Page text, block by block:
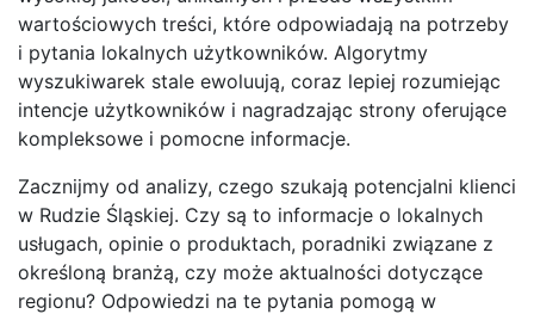
wartościowych treści, które odpowiadają na potrzeby
i pytania lokalnych użytkowników. Algorytmy
wyszukiwarek stale ewoluują, coraz lepiej rozumiejąc
intencje użytkowników i nagradzając strony oferujące
kompleksowe i pomocne informacje.
Zacznijmy od analizy, czego szukają potencjalni klienci
w Rudzie Śląskiej. Czy są to informacje o lokalnych
usługach, opinie o produktach, poradniki związane z
określoną branżą, czy może aktualności dotyczące
regionu? Odpowiedzi na te pytania pomogą w